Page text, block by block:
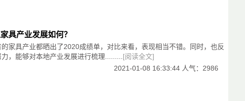
具产业发展如何？
家具产业都晒出了2020成绩单，对比来看，表现相当不错。同时，也反
，能够对本地产业发展进行梳理......... [阅读全文]
2021-01-08 16:33:44 人气：2986